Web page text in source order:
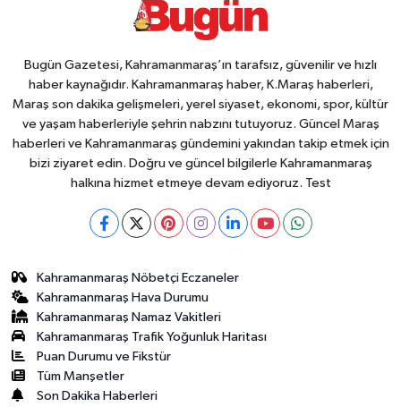
Bugün Gazetesi, Kahramanmaraş’ın tarafsız, güvenilir ve hızlı
haber kaynağıdır. Kahramanmaraş haber, K.Maraş haberleri,
Maraş son dakika gelişmeleri, yerel siyaset, ekonomi, spor, kültür
ve yaşam haberleriyle şehrin nabzını tutuyoruz. Güncel Maraş
haberleri ve Kahramanmaraş gündemini yakından takip etmek için
bizi ziyaret edin. Doğru ve güncel bilgilerle Kahramanmaraş
halkına hizmet etmeye devam ediyoruz. Test
Kahramanmaraş Nöbetçi Eczaneler
Kahramanmaraş Hava Durumu
Kahramanmaraş Namaz Vakitleri
Kahramanmaraş Trafik Yoğunluk Haritası
Puan Durumu ve Fikstür
Tüm Manşetler
Son Dakika Haberleri